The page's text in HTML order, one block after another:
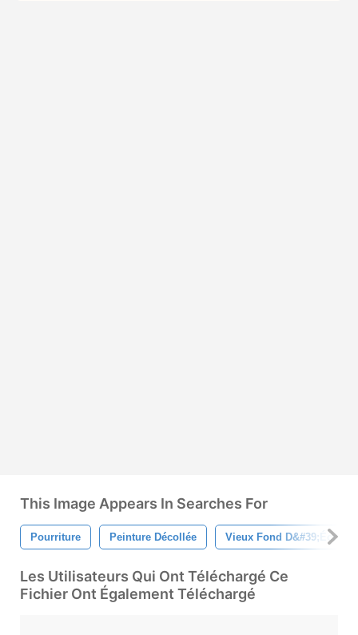
This Image Appears In Searches For
Pourriture Peinture Décollée Vieux Fond D&#39;écran
Les Utilisateurs Qui Ont Téléchargé Ce
Fichier Ont Également Téléchargé